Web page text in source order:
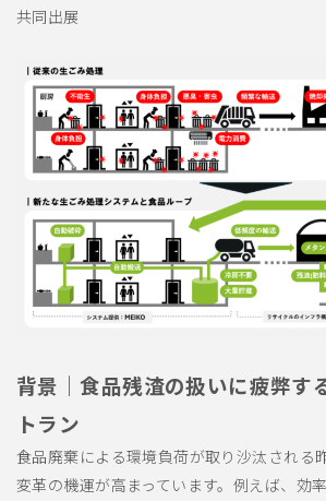
共同出展
背景｜食品残渣の扱いに疲弊す
トラン
食品廃棄による環境負荷が取り沙汰される
変革の機運が高まっています。例えば、効